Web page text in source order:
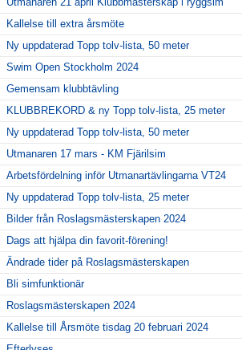
Kallelse till extra årsmöte
Ny uppdaterad Topp tolv-lista, 50 meter
Swim Open Stockholm 2024
Gemensam klubbtävling
KLUBBREKORD & ny Topp tolv-lista, 25 meter
Ny uppdaterad Topp tolv-lista, 50 meter
Utmanaren 17 mars - KM Fjärilsim
Arbetsfördelning inför Utmanartävlingarna VT24
Ny uppdaterad Topp tolv-lista, 25 meter
Bilder från Roslagsmästerskapen 2024
Dags att hjälpa din favorit-förening!
Ändrade tider på Roslagsmästerskapen
Bli simfunktionär
Roslagsmästerskapen 2024
Kallelse till Årsmöte tisdag 20 februari 2024